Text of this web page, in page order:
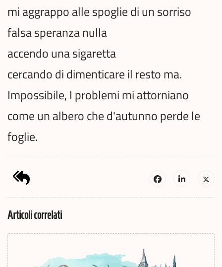
mi aggrappo alle spoglie di un sorriso
falsa speranza nulla
accendo una sigaretta
cercando di dimenticare il resto ma.
Impossibile, I problemi mi attorniano
come un albero che d'autunno perde le
foglie.
Articoli correlati